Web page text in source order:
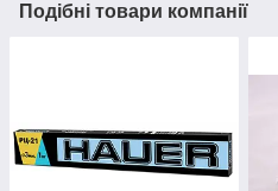
Подібні товари компанії